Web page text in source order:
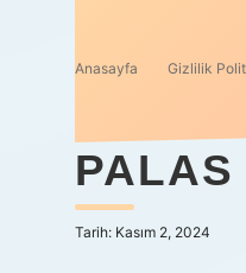
Anasayfa Gizlilik
Tarih: Kasım 2, 2024